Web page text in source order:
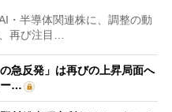
・半導体関連株に、調整の動
再び注目…
急反発」は再びの上昇局面へ
ー…